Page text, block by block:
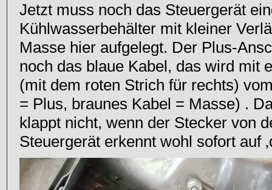
Jetzt muss noch das Steuergerät
Kühlwasserbehälter mit kleiner
Masse hier aufgelegt. Der Plus-
noch das blaue Kabel, das wird mit
(mit dem roten Strich für rechts)
= Plus, braunes Kabel = Masse) .
klappt nicht, wenn der Stecker von
Steuergerät erkennt wohl sofort auf